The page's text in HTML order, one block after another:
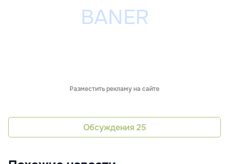
Разместить рекламу на сайте
Обсуждения 25